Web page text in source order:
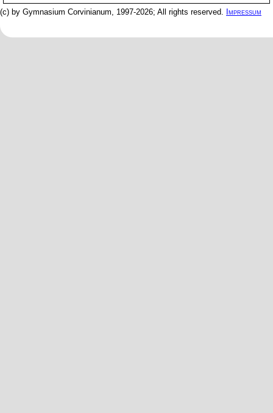
(c) by Gymnasium Corvinianum, 1997-2026; All rights reserved. Impressum